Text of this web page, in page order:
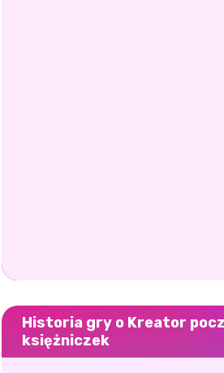
Historia gry o Kreator
księżniczek